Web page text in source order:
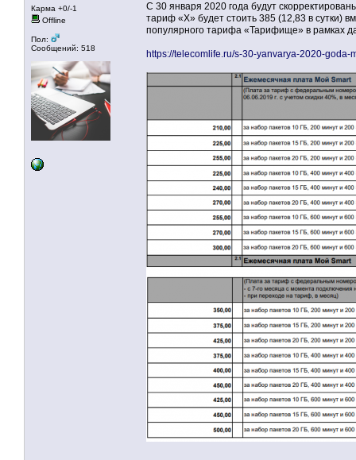
Карма +0/-1
Offline
Пол:
Сообщений: 518
С 30 января 2020 года будут
тариф «Х» будет стоить 385 (12,83 в сутки)
популярного тарифа «Тарифище» в рамках
https://telecomlife.ru/s-30-yanvarya-2020-